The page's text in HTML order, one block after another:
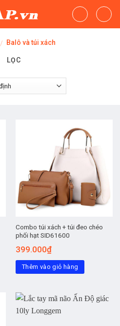
/ Balô và túi xách
LỌC
Combo túi xách + túi đeo chéo
phối hạt SID61600
399.000₫
Thêm vào giỏ hàng